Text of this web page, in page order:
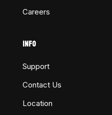
Careers
INFO
Support
Contact Us
Location